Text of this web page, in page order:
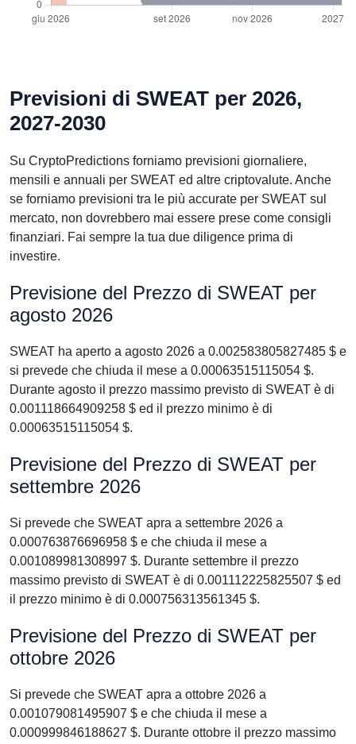
Previsioni di SWEAT per 2026,
2027-2030
Su CryptoPredictions forniamo previsioni giornaliere,
mensili e annuali per SWEAT ed altre criptovalute. Anche
se forniamo previsioni tra le più accurate per SWEAT sul
mercato, non dovrebbero mai essere prese come consigli
finanziari. Fai sempre la tua due diligence prima di
investire.
Previsione del Prezzo di SWEAT per
agosto 2026
SWEAT ha aperto a agosto 2026 a 0.002583805827485 $ e
si prevede che chiuda il mese a 0.00063515115054 $.
Durante agosto il prezzo massimo previsto di SWEAT è di
0.001118664909258 $ ed il prezzo minimo è di
0.00063515115054 $.
Previsione del Prezzo di SWEAT per
settembre 2026
Si prevede che SWEAT apra a settembre 2026 a
0.000763876696958 $ e che chiuda il mese a
0.001089981308997 $. Durante settembre il prezzo
massimo previsto di SWEAT è di 0.001112225825507 $ ed
il prezzo minimo è di 0.000756313561345 $.
Previsione del Prezzo di SWEAT per
ottobre 2026
Si prevede che SWEAT apra a ottobre 2026 a
0.001079081495907 $ e che chiuda il mese a
0.000999846188627 $. Durante ottobre il prezzo massimo